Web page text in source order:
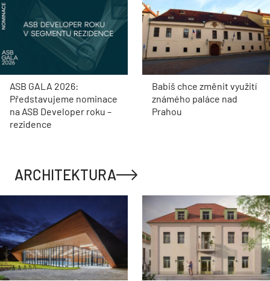
ASB GALA 2026:
Představujeme nominace
na ASB Developer roku –
rezidence
Babiš chce změnit využití
známého paláce nad
Prahou
ARCHITEKTURA